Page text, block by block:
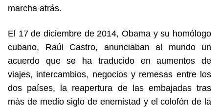
marcha atrás.
El 17 de diciembre de 2014, Obama y su homólogo
cubano, Raúl Castro, anunciaban al mundo un
acuerdo que se ha traducido en aumentos de
viajes, intercambios, negocios y remesas entre los
dos países, la reapertura de las embajadas tras
más de medio siglo de enemistad y el colofón de la